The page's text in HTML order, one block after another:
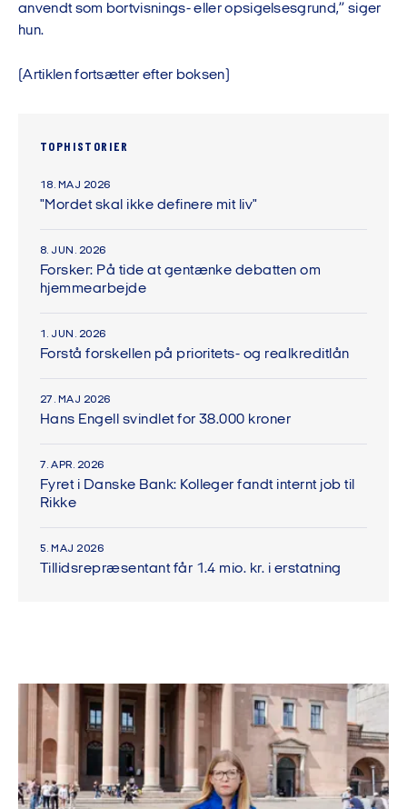
anvendt som bortvisnings- eller opsigelsesgrund,” siger
hun.
(Artiklen fortsætter efter boksen)
TOPHISTORIER
18. MAJ 2026
"Mordet skal ikke definere mit liv"
8. JUN. 2026
Forsker: På tide at gentænke debatten om
hjemmearbejde
1. JUN. 2026
Forstå forskellen på prioritets- og realkreditlån
27. MAJ 2026
Hans Engell svindlet for 38.000 kroner
7. APR. 2026
Fyret i Danske Bank: Kolleger fandt internt job til
Rikke
5. MAJ 2026
Tillidsrepræsentant får 1.4 mio. kr. i erstatning